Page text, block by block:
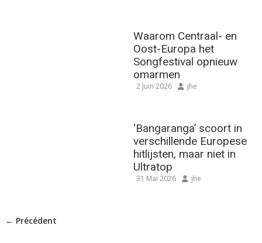
Waarom Centraal- en
Oost-Europa het
Songfestival opnieuw
omarmen
2 Juin 2026 jhe
‘Bangaranga’ scoort in
verschillende Europese
hitlijsten, maar niet in
Ultratop
31 Mai 2026 jhe
← Précédent